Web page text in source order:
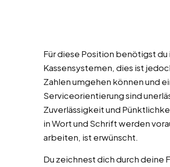
Für diese Position benötigst
Kassensystemen, dies ist
Zahlen umgehen können und
Serviceorientierung sind
Zuverlässigkeit und
in Wort und Schrift werden
arbeiten, ist erwünscht.
Du zeichnest dich durch deine